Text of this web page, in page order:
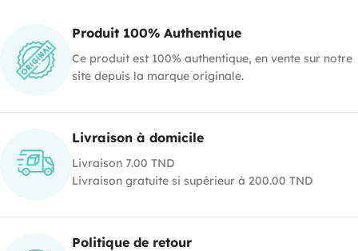
Produit 100% Authentique
Ce produit est 100% authentique, en vente sur notre
site depuis la marque originale.
Livraison à domicile
Livraison 7.00 TND
Livraison gratuite si supérieur à 200.00 TND
Politique de retour